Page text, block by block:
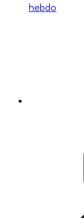
hebdo